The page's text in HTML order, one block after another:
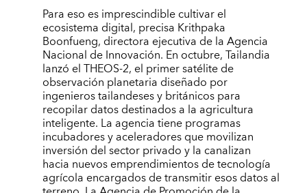
Para eso es imprescindible cultivar el
ecosistema digital, precisa Krithpaka
Boonfueng, directora ejecutiva de la Agencia
Nacional de Innovación. En octubre, Tailandia
lanzó el THEOS-2, el primer satélite de
observación planetaria diseñado por
ingenieros tailandeses y británicos para
recopilar datos destinados a la agricultura
inteligente. La agencia tiene programas
incubadores y aceleradores que movilizan
inversión del sector privado y la canalizan
hacia nuevos emprendimientos de tecnología
agrícola encargados de transmitir esos datos al